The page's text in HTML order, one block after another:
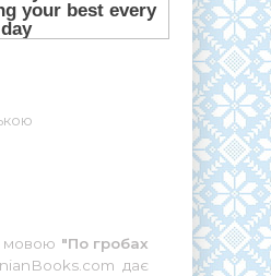
мовою "По гробах
дає